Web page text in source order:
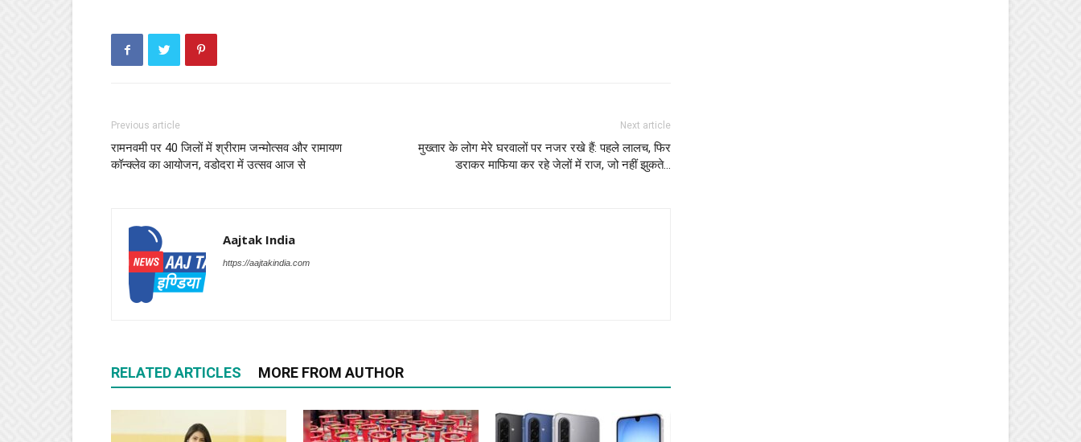
Previous article
रामनवमी पर 40 जिलों में श्रीराम जन्मोत्सव और रामायण
कॉन्क्लेव का आयोजन, वडोदरा में उत्सव आज से
Next article
मुख्तार के लोग मेरे घरवालों पर नजर रखे हैं: पहले लालच, फिर
डराकर माफिया कर रहे जेलों में राज, जो नहीं झुकते…
Aajtak India
https://aajtakindia.com
RELATED ARTICLES MORE FROM AUTHOR